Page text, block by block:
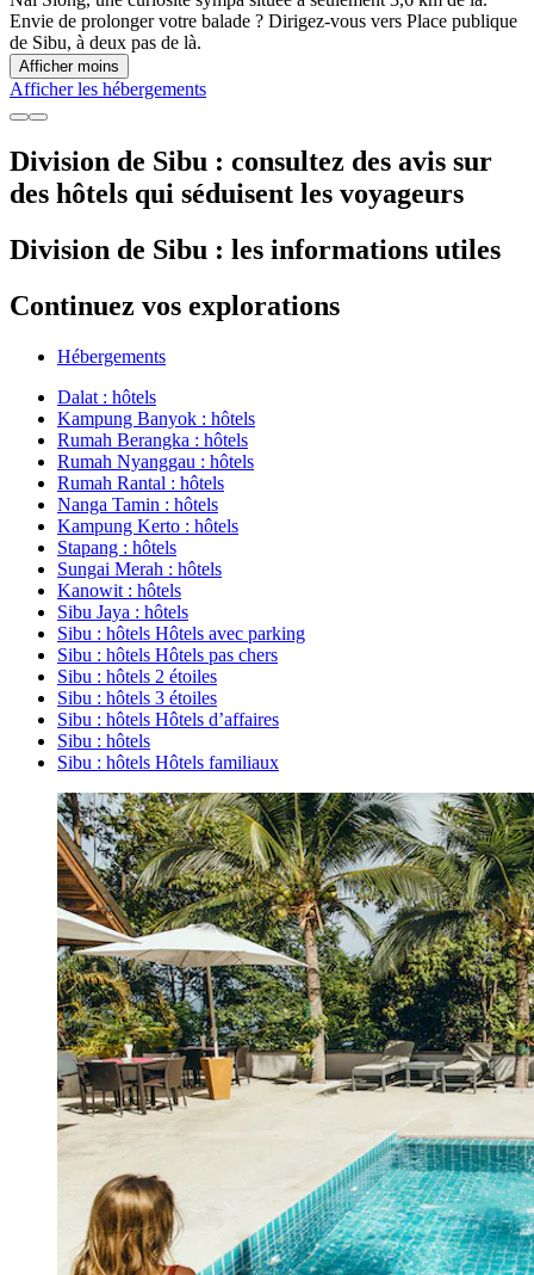
Envie de prolonger votre balade ? Dirigez-vous vers Place publique
de Sibu, à deux pas de là.
Afficher moins
Afficher les hébergements
Division de Sibu : consultez des avis sur
des hôtels qui séduisent les voyageurs
Division de Sibu : les informations utiles
Continuez vos explorations
Hébergements
Dalat : hôtels
Kampung Banyok : hôtels
Rumah Berangka : hôtels
Rumah Nyanggau : hôtels
Rumah Rantal : hôtels
Nanga Tamin : hôtels
Kampung Kerto : hôtels
Stapang : hôtels
Sungai Merah : hôtels
Kanowit : hôtels
Sibu Jaya : hôtels
Sibu : hôtels Hôtels avec parking
Sibu : hôtels Hôtels pas chers
Sibu : hôtels 2 étoiles
Sibu : hôtels 3 étoiles
Sibu : hôtels Hôtels d’affaires
Sibu : hôtels
Sibu : hôtels Hôtels familiaux